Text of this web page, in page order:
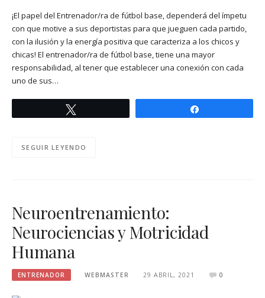
¡El papel del Entrenador/ra de fútbol base, dependerá del ímpetu
con que motive a sus deportistas para que jueguen cada partido,
con la ilusión y la energía positiva que caracteriza a los chicos y
chicas! El entrenador/ra de fútbol base, tiene una mayor
responsabilidad, al tener que establecer una conexión con cada
uno de sus…
SEGUIR LEYENDO
Neuroentrenamiento:
Neurociencias y Motricidad
Humana
ENTRENADOR WEBMASTER 29 ABRIL, 2021 0